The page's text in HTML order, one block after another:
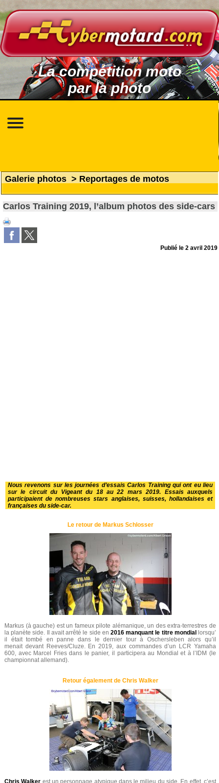
La compétition moto
par la photo
Galerie photos > Reportages de motos
Carlos Training 2019, l’album photos des side-cars
Publié le2 avril 2019
Nous revenons sur les journées d’essais Carlos Training qui ont eu lieu
sur le circuit du Vigeant du 18 au 22 mars 2019. Essais auxquels
participaient de nombreuses stars anglaises, suisses, hollandaises et
françaises du side-car.
Le retour de Markus Schlosser
Markus (à gauche) est un fameux pilote alémanique, un des extra-terrestres de
la planète side. Il avait arrêté le side en 2016 manquant le titre mondial
lorsqu’
il était tombé en panne dans le dernier tour à Oschersleben alors qu’il
menait devant Reeves/Cluze. En 2019, aux commandes d’un LCR Yamaha
600, avec Marcel Fries dans le panier, il participera au Mondial et à l’IDM (le
championnat allemand).
Retour également de Chris Walker
Chris Walker est un personnage atypique dans le milieu du side. En effet, c’est